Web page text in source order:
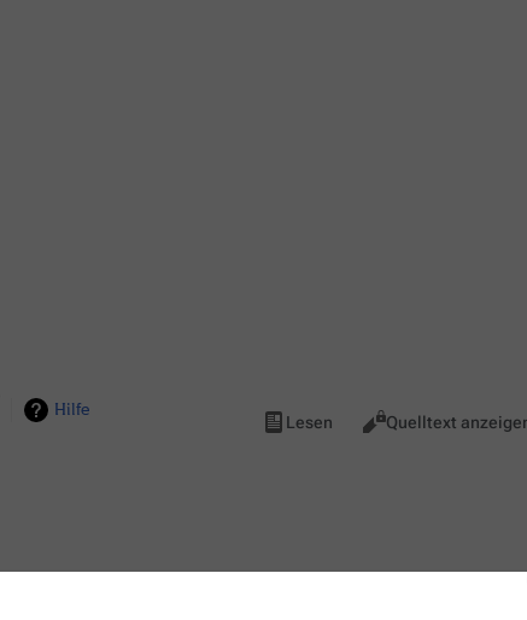
Hilfe Ansichten
Lesen Quelltext